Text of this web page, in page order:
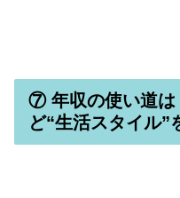
⑦ 年収の使い道は
ど“生活スタイル”